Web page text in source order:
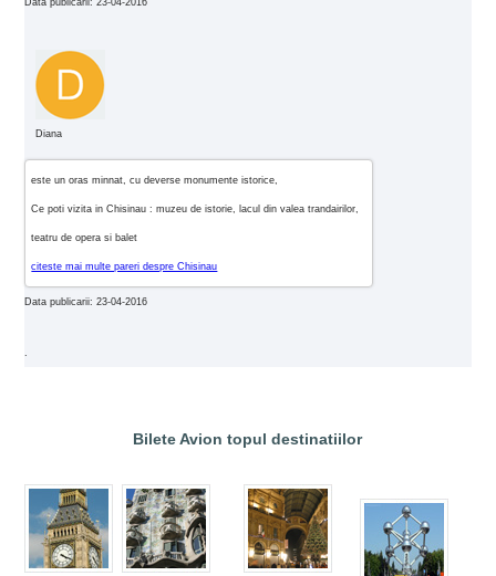
Data publicarii: 23-04-2016
Diana
este un oras minnat, cu deverse monumente istorice,
Ce poti vizita in Chisinau : muzeu de istorie, lacul din valea trandairilor,
teatru de opera si balet
citeste mai multe pareri despre Chisinau
Data publicarii: 23-04-2016
.
Bilete Avion topul destinatiilor